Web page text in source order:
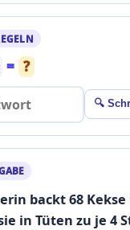
= ?
🔍
backt 68 Kekse
in Tüten zu je 4